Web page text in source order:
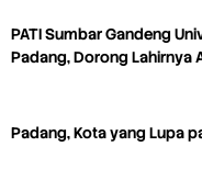
PATI Sumbar Gandeng
Padang, Dorong Lahirnya
Padang, Kota yang Lupa